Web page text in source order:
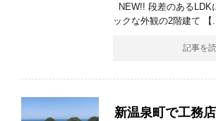
NEW!! 段差のあるLDK
ックな外観の2階建て 【...
記事を
新温泉町で工務